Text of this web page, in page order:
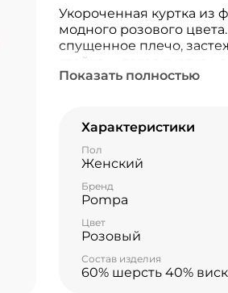
Укороченная куртка из
модного розового
спущенное плечо,
стойка — такая куртка
дни начала весны.
Показать полностью
Характеристики
Пол
Женский
Бренд
Pompa
Цвет
Розовый
Состав изделия
60% шерсть 40%